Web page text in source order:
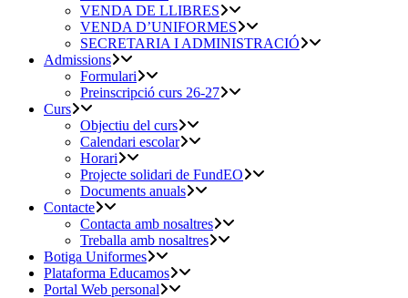
VENDA DE LLIBRES
VENDA D’UNIFORMES
SECRETARIA I ADMINISTRACIÓ
Admissions
Formulari
Preinscripció curs 26-27
Curs
Objectiu del curs
Calendari escolar
Horari
Projecte solidari de FundEO
Documents anuals
Contacte
Contacta amb nosaltres
Treballa amb nosaltres
Botiga Uniformes
Plataforma Educamos
Portal Web personal